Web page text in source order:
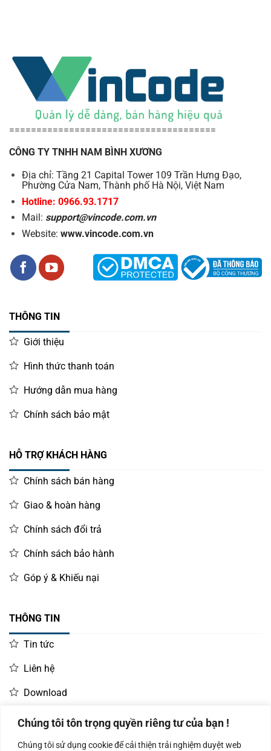
Chúng tôi tôn trọng quyền riêng tư của bạn !
Chúng tôi sử dụng cookie để cải thiện trải nghiệm duyệt web
======================================
CÔNG TY TNHH NAM BÌNH XƯƠNG
Địa chỉ: Tầng 21 Capital Tower 109 Trần Hưng Đạo,
Phường Cửa Nam, Thành phố Hà Nội, Việt Nam
Hotline: 0966.93.1717
Mail: support@vincode.com.vn
Website: www.vincode.com.vn
THÔNG TIN
Giới thiệu
Hình thức thanh toán
Hướng dẫn mua hàng
Chính sách bảo mật
HỖ TRỢ KHÁCH HÀNG
Chính sách bán hàng
Giao & hoàn hàng
Chính sách đổi trả
Chính sách bảo hành
Góp ý & Khiếu nại
THÔNG TIN
Tin tức
Liên hệ
Download
LIÊN HỆ MUA HÀNG